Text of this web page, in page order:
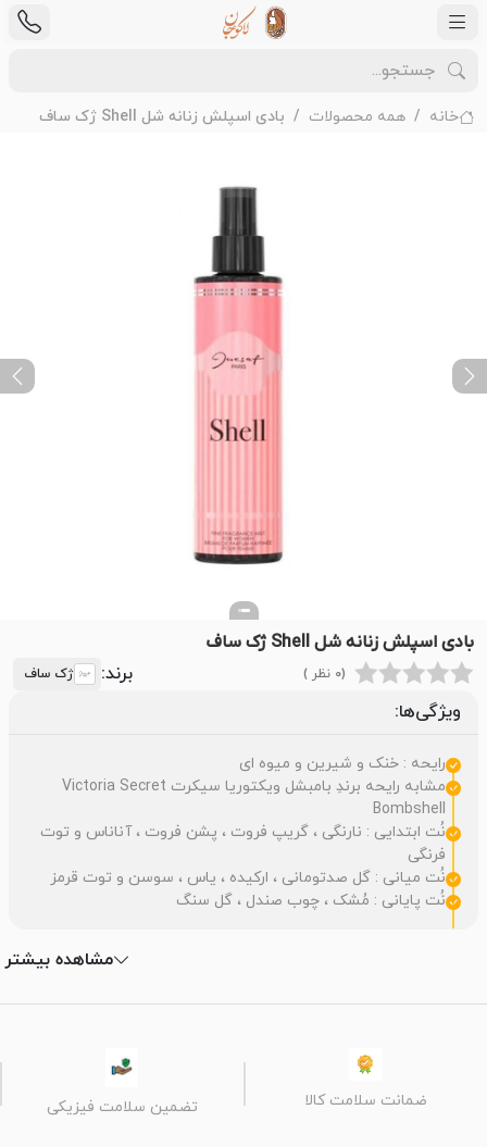
خانه همه محصولات بادی اسپلش زنانه شل Shell ژک ساف
Previous
بادی اسپلش زنانه شل Shell ژک ساف
(0 نظر ) برند: ژک ساف
ویژگی‌ها:
رایحه : خنک و شیرین و میوه ای
مشابه رایحه برندِ بامبشل ویکتوریا سیکرت Victoria Secret
Bombshell
نُت ابتدایی : نارنگی ، گریپ فروت ، پشن فروت ، آناناس و توت
فرنگی
نُت میانی : گل صدتومانی ، ارکیده ، یاس ، سوسن و توت قرمز
نُت پایانی : مُشک ، چوب صندل ، گل سنگ
مشاهده بیشتر
ضمانت سلامت کالا تضمین سلامت فیزیکی